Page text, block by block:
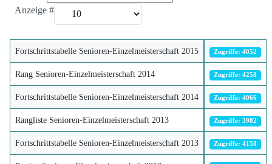
Anzeige #
Fortschrittstabelle Senioren-Einzelmeisterschaft 2015 Zugriffe: 4052
Rang Senioren-Einzelmeisterschaft 2014 Zugriffe: 4258
Fortschrittstabelle Senioren-Einzelmeisterschaft 2014 Zugriffe: 4066
Rangliste Senioren-Einzelmeisterschaft 2013 Zugriffe: 3982
Fortschrittstabelle Senioren-Einzelmeisterschaft 2013 Zugriffe: 4158